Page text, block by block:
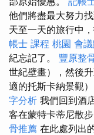
他們將盡最大努力
天至一天的旅行中
帳士 課程 桃園 會
紀忘記了。 豐原整
世紀壁畫），然後
適的托斯卡納景觀）
字分析 我們回到酒
客在蒙特卡蒂尼散步
骨推薦 在此處列出